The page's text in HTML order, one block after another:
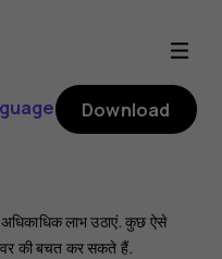
Download
लाभ उठाएं. कुछ ऐसे
की बचत कर सकते हैं.